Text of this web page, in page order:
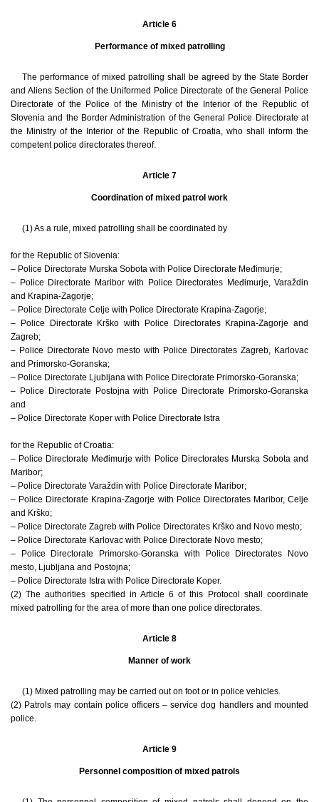
Article 6
Performance of mixed patrolling
The performance of mixed patrolling shall be agreed by the State Border
and Aliens Section of the Uniformed Police Directorate of the General Police
Directorate of the Police of the Ministry of the Interior of the Republic of
Slovenia and the Border Administration of the General Police Directorate at
the Ministry of the Interior of the Republic of Croatia, who shall inform the
competent police directorates thereof.
Article 7
Coordination of mixed patrol work
(1) As a rule, mixed patrolling shall be coordinated by
for the Republic of Slovenia:
– Police Directorate Murska Sobota with Police Directorate Međimurje;
– Police Directorate Maribor with Police Directorates Međimurje, Varaždin
and Krapina-Zagorje;
– Police Directorate Celje with Police Directorate Krapina-Zagorje;
– Police Directorate Krško with Police Directorates Krapina-Zagorje and
Zagreb;
– Police Directorate Novo mesto with Police Directorates Zagreb, Karlovac
and Primorsko-Goranska;
– Police Directorate Ljubljana with Police Directorate Primorsko-Goranska;
– Police Directorate Postojna with Police Directorate Primorsko-Goranska
and
– Police Directorate Koper with Police Directorate Istra
for the Republic of Croatia:
– Police Directorate Međimurje with Police Directorates Murska Sobota and
Maribor;
– Police Directorate Varaždin with Police Directorate Maribor;
– Police Directorate Krapina-Zagorje with Police Directorates Maribor, Celje
and Krško;
– Police Directorate Zagreb with Police Directorates Krško and Novo mesto;
– Police Directorate Karlovac with Police Directorate Novo mesto;
– Police Directorate Primorsko-Goranska with Police Directorates Novo
mesto, Ljubljana and Postojna;
– Police Directorate Istra with Police Directorate Koper.
(2) The authorities specified in Article 6 of this Protocol shall coordinate
mixed patrolling for the area of more than one police directorates.
Article 8
Manner of work
(1) Mixed patrolling may be carried out on foot or in police vehicles.
(2) Patrols may contain police officers – service dog handlers and mounted
police.
Article 9
Personnel composition of mixed patrols